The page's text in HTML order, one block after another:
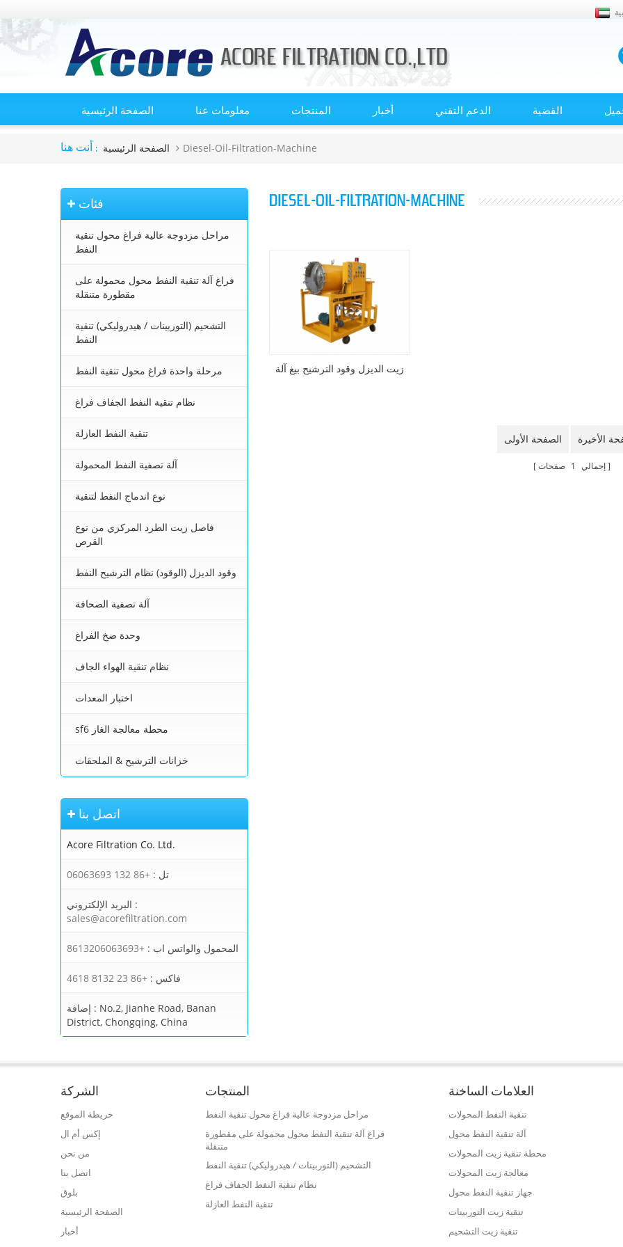
الصفحة الرئيسية معلومات عنا المنتجات أخبار الدعم التقني القضية
أنت هنا : الصفحة الرئيسية Diesel-Oil-Filtration-Machine
فئات
مراحل مزدوجة عالية فراغ محول تنقية
النفط
فراغ آلة تنقية النفط محول محمولة على
مقطورة متنقلة
التشحيم (التوربينات / هيدروليكي) تنقية
النفط
مرحلة واحدة فراغ محول تنقية النفط
نظام تنقية النفط الجفاف فراغ
تنقية النفط العازلة
آلة تصفية النفط المحمولة
نوع اندماج النفط لتنقية
فاصل زيت الطرد المركزي من نوع
القرص
وقود الديزل (الوقود) نظام الترشيح النفط
آلة تصفية الصحافة
وحدة ضخ الفراغ
نظام تنقية الهواء الجاف
اختبار المعدات
sf6 محطة معالجة الغاز
خزانات الترشيح & الملحقات
اتصل بنا
Acore Filtration Co. Ltd.
تل : +86 132 06063693
البريد الإلكتروني :
sales@acorefiltration.com
المحمول والواتس اب : +8613206063693
فاكس : +86 23 8132 4618
إضافة : No.2, Jianhe Road, Banan
District, Chongqing, China
DIESEL-OIL-FILTRATION-MACHINE
زيت الديزل وقود الترشيح بيغ آلة
الصفحة الأولى الأخيرة
إجمالي 1 صفحات
الشركة
خريطة الموقع
إكس أم ال
من نحن
اتصل بنا
بلوق
الصفحة الرئيسية
أخبار
المنتجات
مراحل مزدوجة عالية فراغ محول تنقية النفط
فراغ آلة تنقية النفط محول محمولة على مقطورة
متنقلة
التشحيم (التوربينات / هيدروليكي) تنقية النفط
نظام تنقية النفط الجفاف فراغ
تنقية النفط العازلة
العلامات الساخنة
تنقية النفط المحولات
آلة تنقية النفط محول
محطة تنقية زيت المحولات
معالجة زيت المحولات
جهاز تنقية النفط محول
تنقية زيت التوربينات
تنقية زيت التشحيم